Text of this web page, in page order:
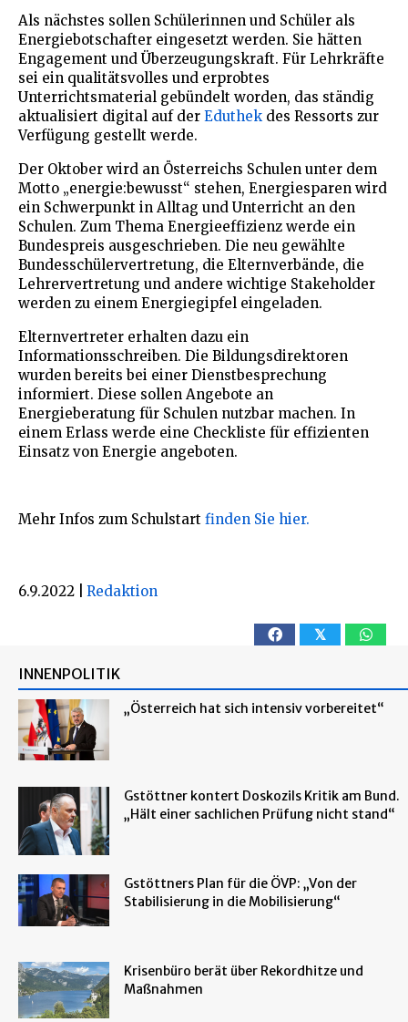
Als nächstes sollen Schülerinnen und Schüler als
Energiebotschafter eingesetzt werden. Sie hätten
Engagement und Überzeugungskraft. Für Lehrkräfte
sei ein qualitätsvolles und erprobtes
Unterrichtsmaterial gebündelt worden, das ständig
aktualisiert digital auf der Eduthek des Ressorts zur
Verfügung gestellt werde.
Der Oktober wird an Österreichs Schulen unter dem
Motto „energie:bewusst“ stehen, Energiesparen wird
ein Schwerpunkt in Alltag und Unterricht an den
Schulen. Zum Thema Energieeffizienz werde ein
Bundespreis ausgeschrieben. Die neu gewählte
Bundesschülervertretung, die Elternverbände, die
Lehrervertretung und andere wichtige Stakeholder
werden zu einem Energiegipfel eingeladen.
Elternvertreter erhalten dazu ein
Informationsschreiben. Die Bildungsdirektoren
wurden bereits bei einer Dienstbesprechung
informiert. Diese sollen Angebote an
Energieberatung für Schulen nutzbar machen. In
einem Erlass werde eine Checkliste für effizienten
Einsatz von Energie angeboten.
Mehr Infos zum Schulstart finden Sie hier.
6.9.2022 Redaktion
𝕏
INNENPOLITIK
„Österreich hat sich intensiv vorbereitet“
Gstöttner kontert Doskozils Kritik am Bund.
„Hält einer sachlichen Prüfung nicht stand“
Gstöttners Plan für die ÖVP: „Von der
Stabilisierung in die Mobilisierung“
Krisenbüro berät über Rekordhitze und
Maßnahmen